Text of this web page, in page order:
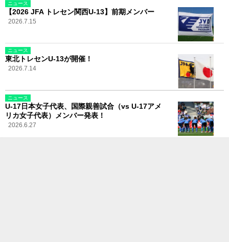
ニュース
【2026 JFA トレセン関西U-13】前期メンバー
2026.7.15
ニュース
東北トレセンU-13が開催！
2026.7.14
ニュース
U-17日本女子代表、国際親善試合（vs U-17アメ
リカ女子代表）メンバー発表！
2026.6.27